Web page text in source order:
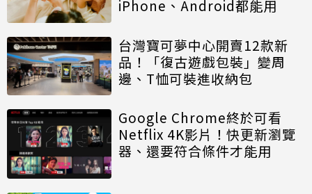
iPhone、Android都能用
台灣寶可夢中心開賣12款新
品！「復古遊戲包裝」變周
邊、T恤可裝進收納包
Google Chrome終於可看
Netflix 4K影片！快更新瀏覽
器、還要符合條件才能用